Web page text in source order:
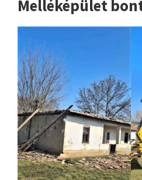
Melléképület